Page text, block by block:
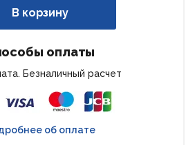
В корзину
оплаты
Безналичный расчет
об оплате